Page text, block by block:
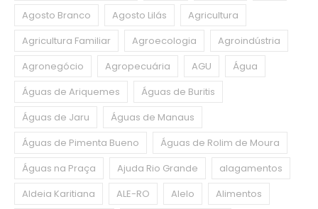
Agosto Branco
Agosto Lilás
Agricultura
Agricultura Familiar
Agroecologia
Agroindústria
Agronegócio
Agropecuária AGU
Água
Águas de Ariquemes
Águas de Buritis
Águas de Jaru
Águas de Manaus
Águas de Pimenta Bueno
Águas de Rolim de Moura
Águas na Praça
Ajuda Rio Grande
alagamentos
Aldeia Karitiana
ALE-RO Alelo
Alimentos